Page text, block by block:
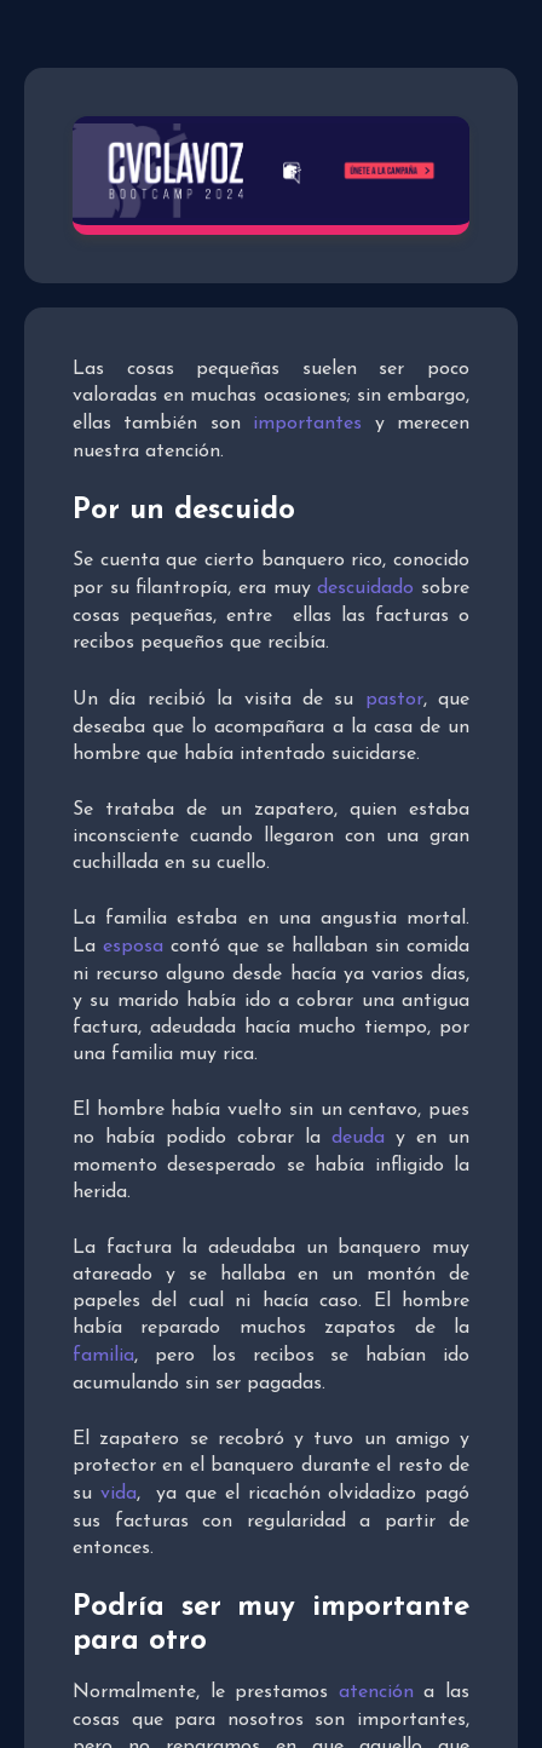
Las cosas pequeñas suelen ser poco
valoradas en muchas ocasiones; sin embargo,
ellas también son importantes y merecen
nuestra atención.
Por un descuido
Se cuenta que cierto banquero rico, conocido
por su filantropía, era muydescuidado sobre
cosas pequeñas, entre ellas las facturas o
recibos pequeños que recibía.
Un día recibió la visita de su pastor, que
deseaba que lo acompañara a la casa de un
hombre que había intentado suicidarse.
Se trataba de un zapatero, quien estaba
inconsciente cuando llegaron con una gran
cuchillada en su cuello.
La familia estaba en una angustia mortal.
La esposa contó que se hallaban sin comida
ni recurso alguno desde hacía ya varios días,
y su marido había ido a cobrar una antigua
factura, adeudada hacía mucho tiempo, por
una familia muy rica.
El hombre había vuelto sin un centavo, pues
no había podido cobrar la deuda y en un
momento desesperado se había infligido la
herida.
La factura la adeudaba un banquero muy
atareado y se hallaba en un montón de
papeles del cual ni hacía caso. El hombre
había reparado muchos zapatos de la
familia, pero los recibos se habían ido
acumulando sin ser pagadas.
El zapatero se recobró y tuvo un amigo y
protector en el banquero durante el resto de
su vida, ya que el ricachón olvidadizo pagó
sus facturas con regularidad a partir de
entonces.
Podría ser muy importante
para otro
Normalmente, le prestamos atención a las
cosas que para nosotros son importantes,